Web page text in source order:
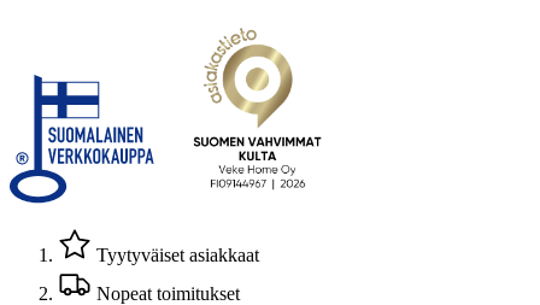
Tyytyväiset asiakkaat
Nopeat toimitukset